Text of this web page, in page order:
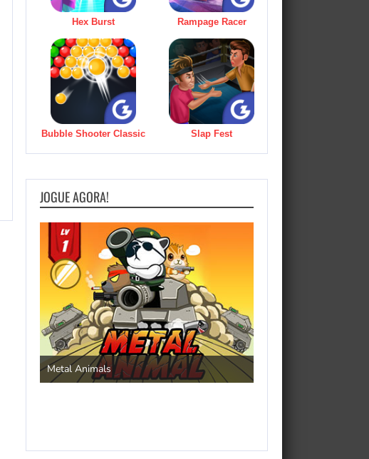
Hex Burst Rampage Racer
Bubble Shooter Classic Slap Fest
JOGUE AGORA!
Metal Animals